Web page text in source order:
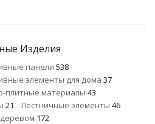
Изделия
панели 538
элементы для дома 37
плитные материалы 43
21 Лестничные элементы 46
172